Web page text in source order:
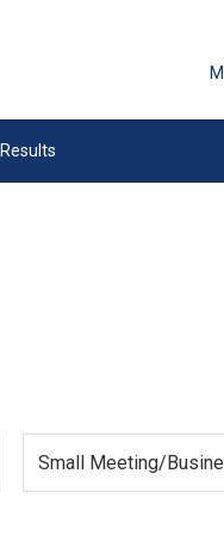
Small Meeting/